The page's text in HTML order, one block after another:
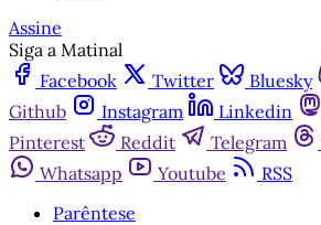
Assine
Siga a Matinal
Facebook
Twitter Bluesky
Github
Instagram Linkedin
Pinterest
Reddit Telegram
Whatsapp
Youtube
RSS
Parêntese